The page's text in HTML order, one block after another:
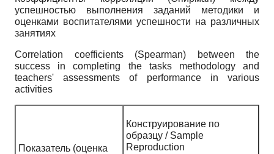
успешностью выполнения заданий методики и
оценками воспитателями успешности на различных
занятиях
Сorrelation coefficients (Spearman) between the
success in completing the tasks methodology and
teachers' assessments of performance in various
activities
Показатель (оценка
Конструирование по
образцу / Sample
Reproduction